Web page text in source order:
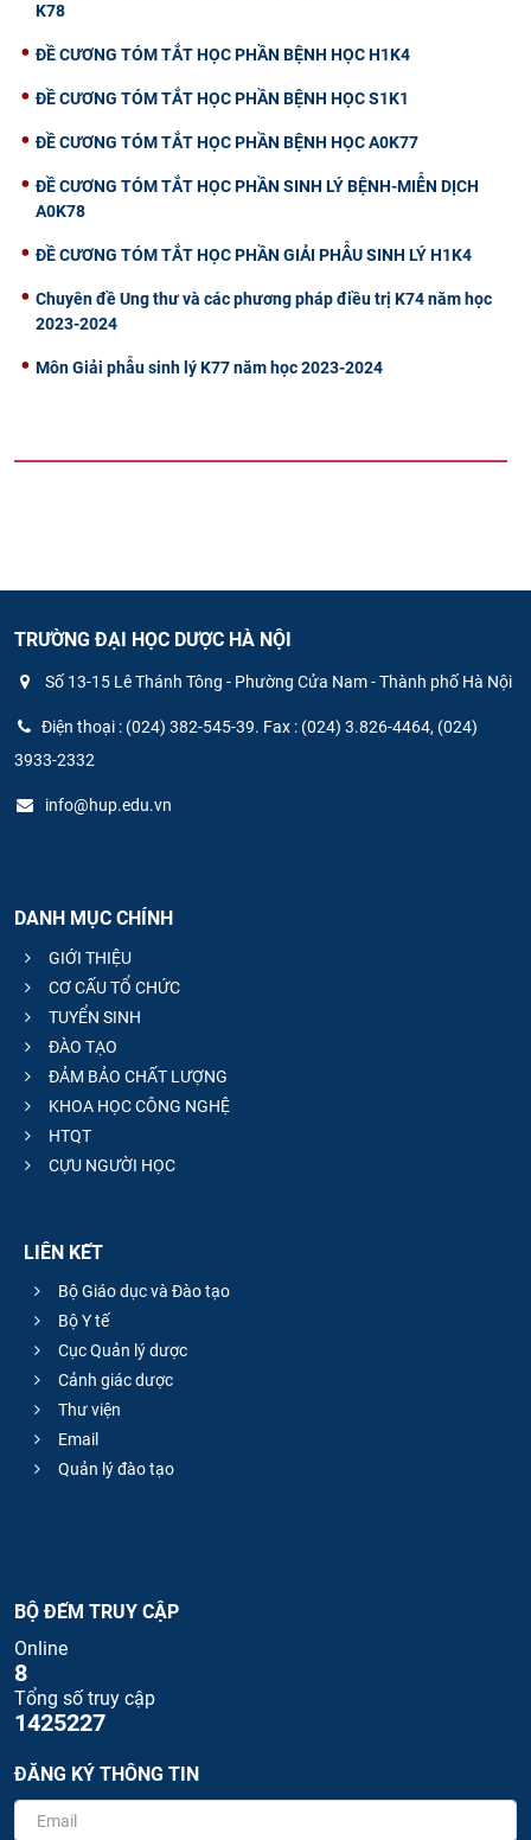
K78
ĐỀ CƯƠNG TÓM TẮT HỌC PHẦN BỆNH HỌC H1K4
ĐỀ CƯƠNG TÓM TẮT HỌC PHẦN BỆNH HỌC S1K1
ĐỀ CƯƠNG TÓM TẮT HỌC PHẦN BỆNH HỌC A0K77
ĐỀ CƯƠNG TÓM TẮT HỌC PHẦN SINH LÝ BỆNH-MIỄN DỊCH
A0K78
ĐỀ CƯƠNG TÓM TẮT HỌC PHẦN GIẢI PHẪU SINH LÝ H1K4
Chuyên đề Ung thư và các phương pháp điều trị K74 năm học
2023-2024
Môn Giải phẫu sinh lý K77 năm học 2023-2024
TRƯỜNG ĐẠI HỌC DƯỢC HÀ NỘI
Số 13-15 Lê Thánh Tông - Phường Cửa Nam - Thành phố Hà Nội
Điện thoại : (024) 382-545-39. Fax : (024) 3.826-4464, (024)
3933-2332
info@hup.edu.vn
DANH MỤC CHÍNH
GIỚI THIỆU
CƠ CẤU TỔ CHỨC
TUYỂN SINH
ĐÀO TẠO
ĐẢM BẢO CHẤT LƯỢNG
KHOA HỌC CÔNG NGHỆ
HTQT
CỰU NGƯỜI HỌC
LIÊN KẾT
Bộ Giáo dục và Đào tạo
Bộ Y tế
Cục Quản lý dược
Cảnh giác dược
Thư viện
Email
Quản lý đào tạo
BỘ ĐẾM TRUY CẬP
Online
8
Tổng số truy cập
1425227
ĐĂNG KÝ THÔNG TIN